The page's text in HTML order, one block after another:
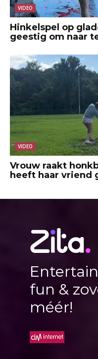
VIDEO
Hinkelspel op
geestig om naar
VIDEO
Vrouw raakt
heeft haar vriend
fun &
méér!